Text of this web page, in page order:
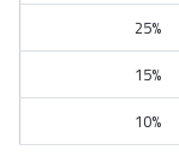
25%
15%
10%